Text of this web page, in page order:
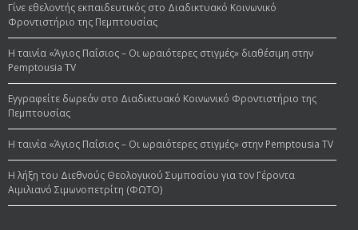
Γίνε εθελοντής εκπαιδευτικός στο Διαδικτυακό Κοινωνικό
Φροντιστήριο της Πεμπτουσίας
Η ταινία «Άγιος Παΐσιος – Οι ωραιότερες στιγμές» διαθέσιμη στην
Pemptousia TV
Εγγραφείτε δωρεάν στο Διαδικτυακό Κοινωνικό Φροντιστήριο της
Πεμπτουσίας
Η ταινία «Άγιος Παΐσιος – Οι ωραιότερες στιγμές» στην Pemptousia TV
Η λήξη του Διεθνούς Θεολογικού Συμποσίου για τον Γέροντα
Αιμιλιανό Σιμωνοπετρίτη (ΦΩΤΟ)